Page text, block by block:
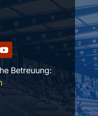
Betreuung: